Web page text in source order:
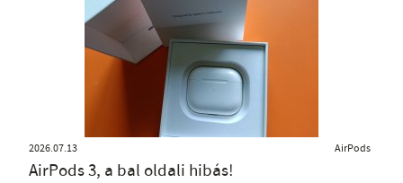
2026.07.13 AirPods
AirPods 3, a bal oldali hibás!